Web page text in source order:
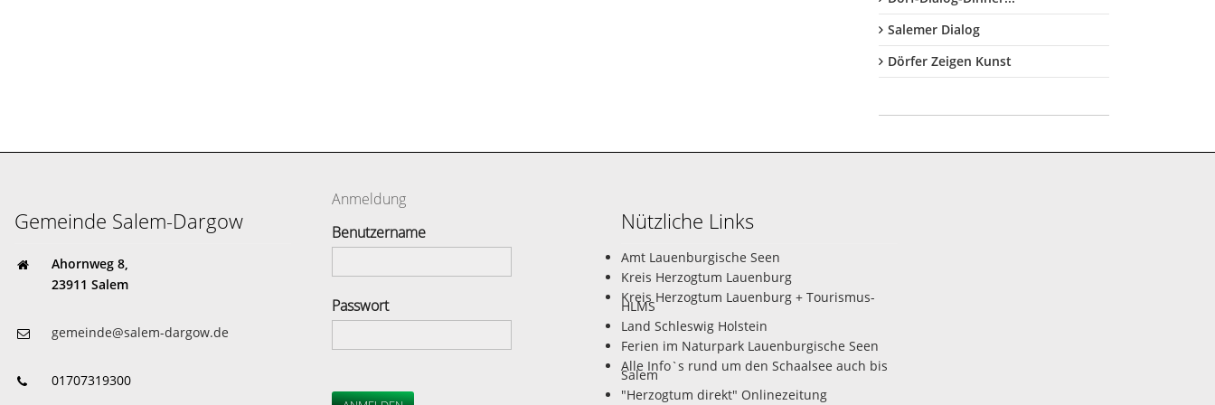
Salemer Dialog
Dörfer Zeigen Kunst
Gemeinde Salem-Dargow
Ahornweg 8,
23911 Salem
gemeinde@salem-dargow.de
01707319300
Anmeldung
Benutzername
Passwort
Nützliche Links
Amt Lauenburgische Seen
Kreis Herzogtum Lauenburg
Kreis Herzogtum Lauenburg + Tourismus-
HLMS
Land Schleswig Holstein
Ferien im Naturpark Lauenburgische Seen
Alle Info`s rund um den Schaalsee auch bis
Salem
"Herzogtum direkt" Onlinezeitung